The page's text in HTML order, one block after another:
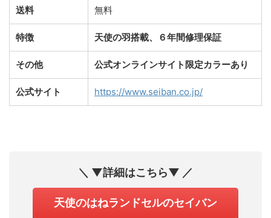
送料 無料
特徴 天使の羽搭載、６年間修理保証
その他 公式オンラインサイト限定カラーあり
公式サイト https://www.seiban.co.jp/
＼ ▼詳細はこちら▼ ／
天使のはねランドセルのセイバン